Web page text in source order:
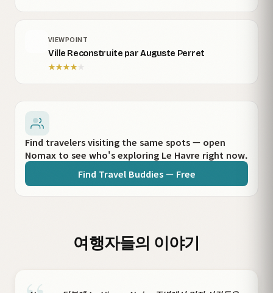
VIEWPOINT
Ville Reconstruite par Auguste Perret
★★★★ ★
Find travelers visiting the same spots — open
Nomax to see who's exploring Le Havre right now.
Find Travel Buddies — Free
여행자들의 이야기